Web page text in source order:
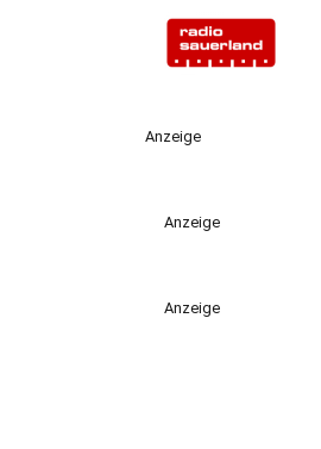
Anzeige
Anzeige
Anzeige